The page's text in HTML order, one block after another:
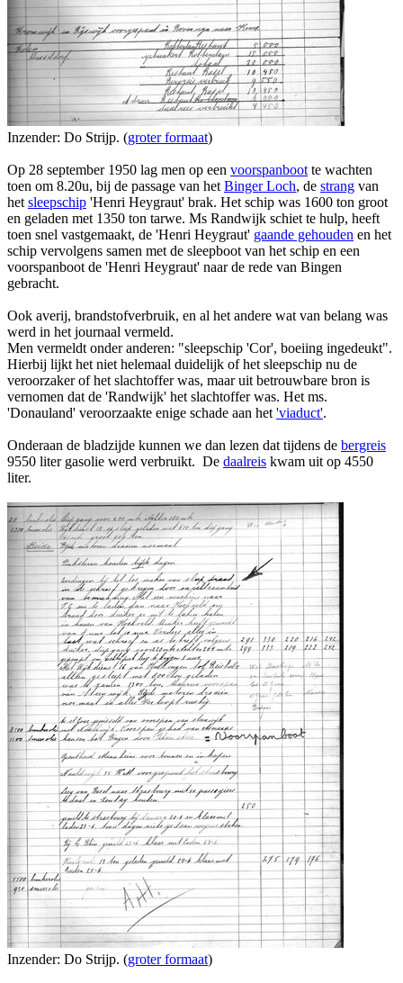
Inzender: Do Strijp. (groter formaat)
Op 28 september 1950 lag men op een voorspanboot te wachten
toen om 8.20u, bij de passage van het Binger Loch, de strang van
het sleepschip 'Henri Heygraut' brak. Het schip was 1600 ton groot
en geladen met 1350 ton tarwe. Ms Randwijk schiet te hulp, heeft
toen snel vastgemaakt, de 'Henri Heygraut' gaande gehouden en het
schip vervolgens samen met de sleepboot van het schip en een
voorspanboot de 'Henri Heygraut' naar de rede van Bingen
gebracht.
Ook averij, brandstofverbruik, en al het andere wat van belang was
werd in het journaal vermeld.
Men vermeldt onder anderen: "sleepschip 'Cor', boeiing ingedeukt".
Hierbij lijkt het niet helemaal duidelijk of het sleepschip nu de
veroorzaker of het slachtoffer was, maar uit betrouwbare bron is
vernomen dat de 'Randwijk' het slachtoffer was. Het ms.
'Donauland' veroorzaakte enige schade aan het 'viaduct'.
Onderaan de bladzijde kunnen we dan lezen dat tijdens de bergreis
9550 liter gasolie werd verbruikt. De daalreis kwam uit op 4550
liter.
Inzender: Do Strijp. (groter formaat)